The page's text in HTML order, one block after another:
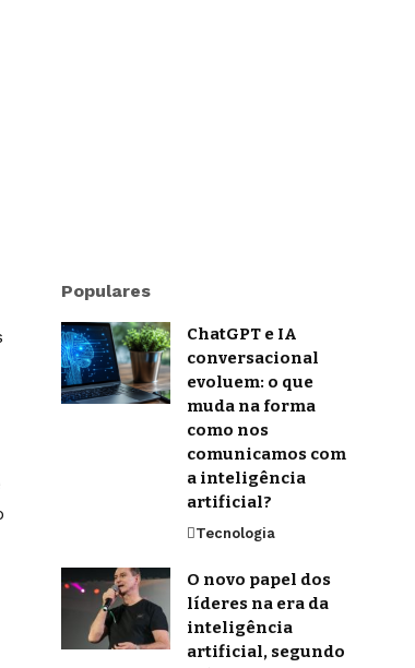
Populares
ChatGPT e IA
conversacional
evoluem: o que
muda na forma
como nos
comunicamos com
a inteligência
artificial?
Tecnologia
O novo papel dos
líderes na era da
inteligência
artificial, segundo